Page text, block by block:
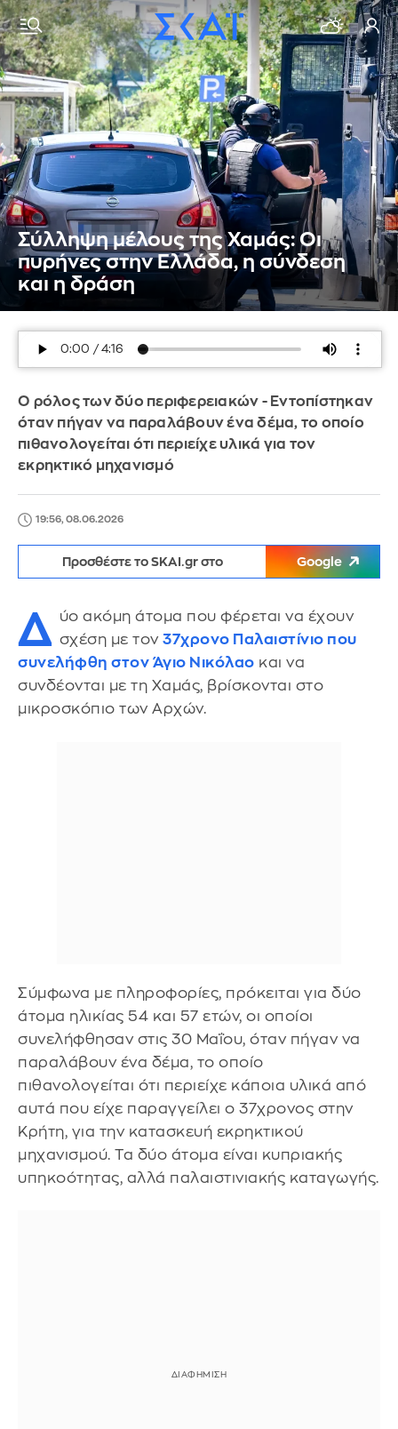
Σύλληψη μέλους της Χαμάς: Οι
πυρήνες στην Ελλάδα, η σύνδεση
και η δράση
Ο ρόλος των δύο περιφερειακών - Εντοπίστηκαν
όταν πήγαν να παραλάβουν ένα δέμα, το οποίο
πιθανολογείται ότι περιείχε υλικά για τον
εκρηκτικό μηχανισμό
19:56, 08.06.2026
Προσθέστε το SKAI.gr στο Google
Δ ύο ακόμη άτομα που φέρεται να έχουν
σχέση με τον 37χρονο Παλαιστίνιο που
συνελήφθη στον Άγιο Νικόλαο και να
συνδέονται με τη Χαμάς, βρίσκονται στο
μικροσκόπιο των Αρχών.
Σύμφωνα με πληροφορίες, πρόκειται για δύο
άτομα ηλικίας 54 και 57 ετών, οι οποίοι
συνελήφθησαν στις 30 Μαΐου, όταν πήγαν να
παραλάβουν ένα δέμα, το οποίο
πιθανολογείται ότι περιείχε κάποια υλικά από
αυτά που είχε παραγγείλει ο 37χρονος στην
Κρήτη, για την κατασκευή εκρηκτικού
μηχανισμού. Τα δύο άτομα είναι κυπριακής
υπηκοότητας, αλλά παλαιστινιακής καταγωγής.